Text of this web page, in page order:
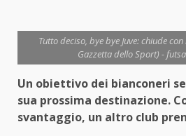
Tutto deciso, bye bye Juve: chiude
Gazzetta dello Sport) -
Un obiettivo dei bianconeri
sua prossima destinazione.
svantaggio, un altro club